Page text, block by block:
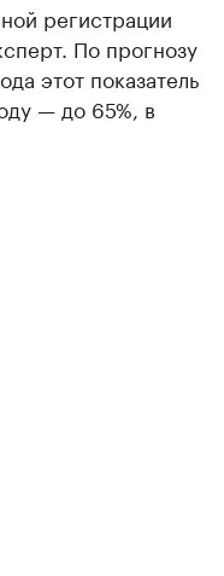
регистрации
По прогнозу
этот показатель
— до 65%, в